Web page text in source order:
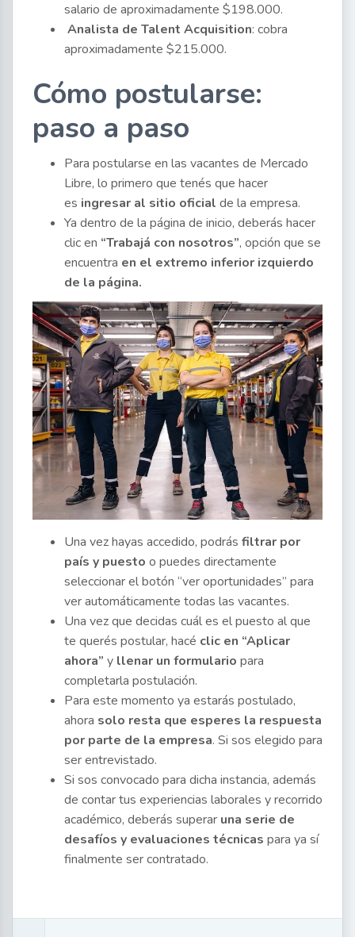
salario de aproximadamente $198.000.
Analista de Talent Acquisition: cobra
aproximadamente $215.000.
Cómo postularse:
paso a paso
Para postularse en las vacantes de Mercado
Libre, lo primero que tenés que hacer
es ingresar al sitio oficial de la empresa.
Ya dentro de la página de inicio, deberás hacer
clic en “Trabajá con nosotros”, opción que se
encuentra en el extremo inferior izquierdo
de la página.
Una vez hayas accedido, podrás filtrar por
país y puesto o puedes directamente
seleccionar el botón “ver oportunidades” para
ver automáticamente todas las vacantes.
Una vez que decidas cuál es el puesto al que
te querés postular, hacé clic en “Aplicar
ahora” y llenar un formulario para
completarla postulación.
Para este momento ya estarás postulado,
ahora solo resta que esperes la respuesta
por parte de la empresa. Si sos elegido para
ser entrevistado.
Si sos convocado para dicha instancia, además
de contar tus experiencias laborales y recorrido
académico, deberás superar una serie de
desafíos y evaluaciones técnicas para ya sí
finalmente ser contratado.